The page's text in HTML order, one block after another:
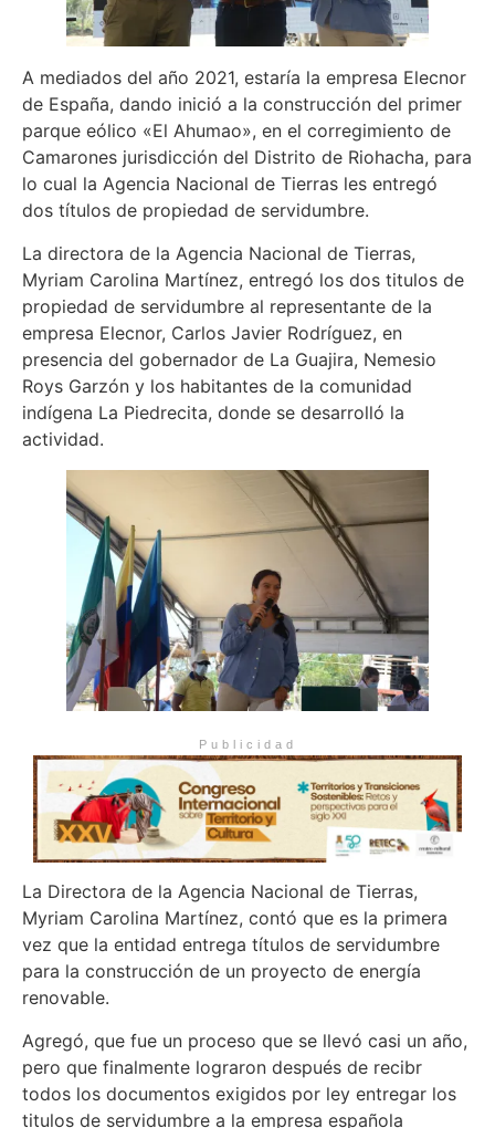
A mediados del año 2021, estaría la empresa Elecnor
de España, dando inició a la construcción del primer
parque eólico «El Ahumao», en el corregimiento de
Camarones jurisdicción del Distrito de Riohacha, para
lo cual la Agencia Nacional de Tierras les entregó
dos títulos de propiedad de servidumbre.
La directora de la Agencia Nacional de Tierras,
Myriam Carolina Martínez, entregó los dos titulos de
propiedad de servidumbre al representante de la
empresa Elecnor, Carlos Javier Rodríguez, en
presencia del gobernador de La Guajira, Nemesio
Roys Garzón y los habitantes de la comunidad
indígena La Piedrecita, donde se desarrolló la
actividad.
Publicidad
La Directora de la Agencia Nacional de Tierras,
Myriam Carolina Martínez, contó que es la primera
vez que la entidad entrega títulos de servidumbre
para la construcción de un proyecto de energía
renovable.
Agregó, que fue un proceso que se llevó casi un año,
pero que finalmente lograron después de recibr
todos los documentos exigidos por ley entregar los
titulos de servidumbre a la empresa española